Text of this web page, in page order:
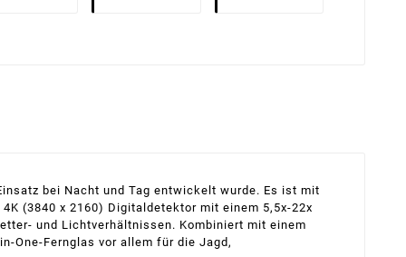
bei Nacht und Tag entwickelt wurde. Es ist mit
(3840 x 2160) Digitaldetektor mit einem 5,5x-22x
und Lichtverhältnissen. Kombiniert mit einem
One-Fernglas vor allem für die Jagd,